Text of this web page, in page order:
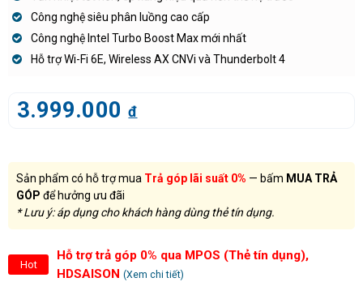
Công nghệ siêu phân luồng cao cấp
Công nghệ Intel Turbo Boost Max mới nhất
Hỗ trợ Wi-Fi 6E, Wireless AX CNVi và Thunderbolt 4
3.999.000 đ
Sản phẩm có hỗ trợ mua Trả góp lãi suất 0% — bấm MUA TRẢ
GÓP để hưởng ưu đãi
* Lưu ý: áp dụng cho khách hàng dùng thẻ tín dụng.
Hot
Hỗ trợ trả góp 0% qua MPOS (Thẻ tín dụng),
HDSAISON (Xem chi tiết)